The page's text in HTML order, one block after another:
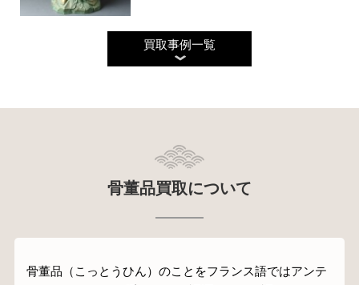
買取事例一覧
骨董品買取について
骨董品（こっとうひん）のことをフランス語ではアンテ